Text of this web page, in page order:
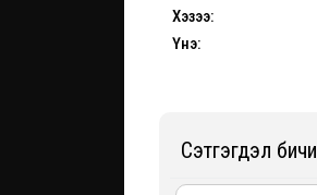
Хэзээ:
Үнэ:
Сэтгэгдэл